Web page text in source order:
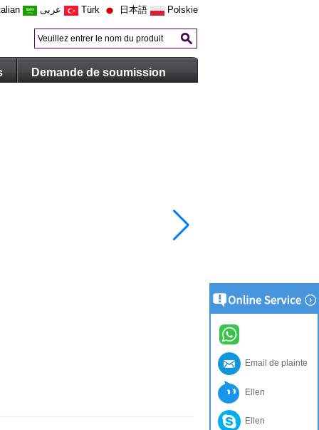
عربى Türk 日本語 Polskie
Demande de soumission
Email de plainte
Ellen
Ellen